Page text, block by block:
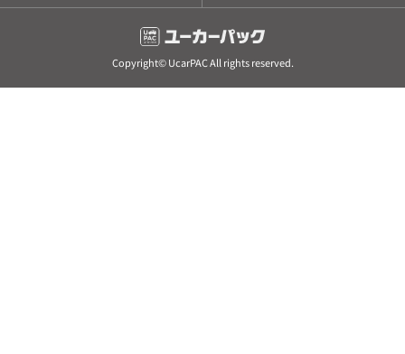
Copyright© UcarPAC All rights reserved.